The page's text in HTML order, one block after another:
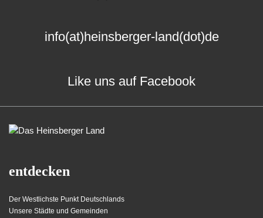
info(at)heinsberger-land(dot)de
Like uns auf Facebook
entdecken
Der Westlichste Punkt Deutschlands
Unsere Städte und Gemeinden